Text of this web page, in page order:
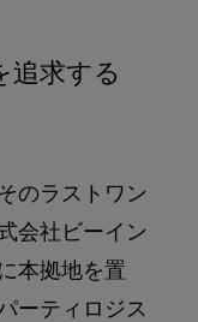
追求する
のラストワン
会社ビーイン
本拠地を置
ーティロジス